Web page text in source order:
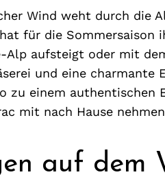
Wind weht durch die
für die
Alp aufsteigt oder mit
und eine charmante
zu einem authentischen
mit nach Hause
auf dem